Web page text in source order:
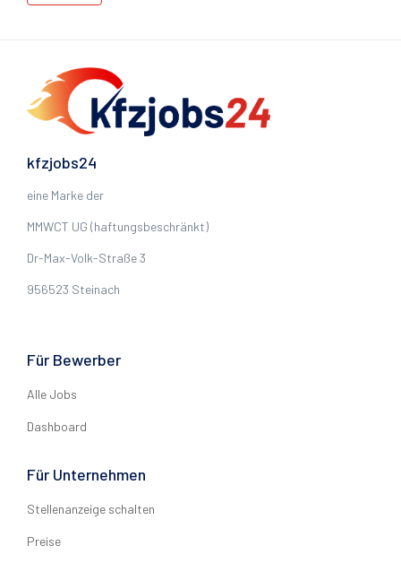
kfzjobs24
eine Marke der
MMWCT UG (haftungsbeschränkt)
Dr-Max-Volk-Straße 3
956523 Steinach
Für Bewerber
Alle Jobs
Dashboard
Für Unternehmen
Stellenanzeige schalten
Preise